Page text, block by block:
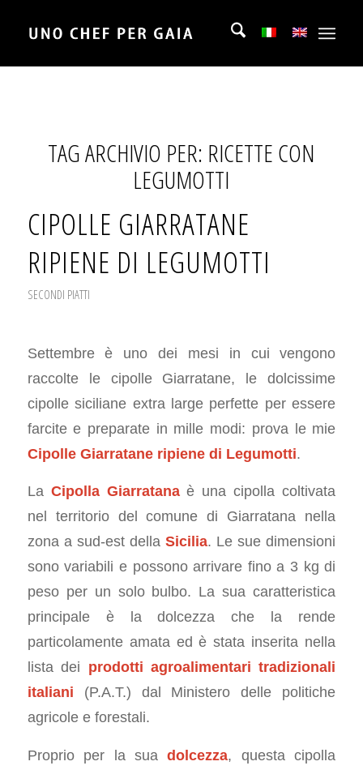
TAG ARCHIVIO PER: RICETTE CON
LEGUMOTTI
CIPOLLE GIARRATANE
RIPIENE DI LEGUMOTTI
SECONDI PIATTI
Settembre è uno dei mesi in cui vengono
raccolte le cipolle Giarratane, le dolcissime
cipolle siciliane extra large perfette per essere
farcite e preparate in mille modi: prova le mie
Cipolle Giarratane ripiene di Legumotti.
La Cipolla Giarratanaè una cipolla coltivata
nel territorio del comune di Giarratana nella
zona a sud-est dellaSicilia. Le sue dimensioni
sono variabili e possono arrivare fino a 3 kg di
peso per un solo bulbo. La sua caratteristica
principale è la dolcezza che la rende
particolamente amata ed è stata inserita nella
lista dei prodotti agroalimentari tradizionali
italiani (P.A.T.) dal Ministero delle politiche
agricole e forestali.
Proprio per la suadolcezza, questa cipolla